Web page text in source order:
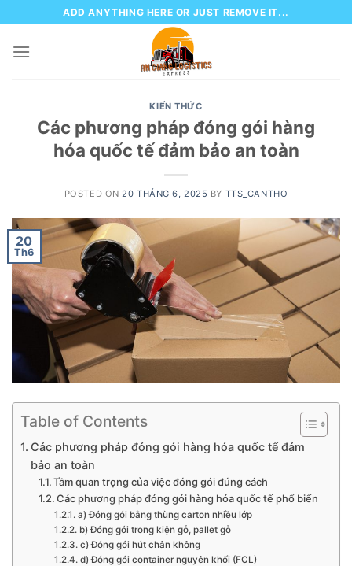
to
content
ADD ANYTHING HERE OR JUST REMOVE IT...
KIẾN THỨC
Các phương pháp đóng gói hàng
hóa quốc tế đảm bảo an toàn
POSTED ON 20 THÁNG 6, 2025 BY TTS_CANTHO
20
Th6
Table of Contents
Các phương pháp đóng gói hàng hóa quốc tế đảm
bảo an toàn
Tầm quan trọng của việc đóng gói đúng cách
Các phương pháp đóng gói hàng hóa quốc tế phổ biến
a) Đóng gói bằng thùng carton nhiều lớp
b) Đóng gói trong kiện gỗ, pallet gỗ
c) Đóng gói hút chân không
d) Đóng gói container nguyên khối (FCL)